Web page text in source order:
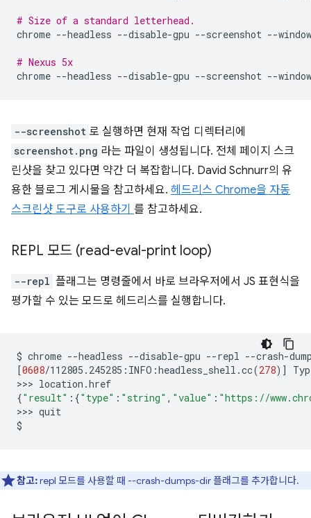
# Size of a standard letterhead.
chrome --headless --disable-gpu --screenshot --
# Nexus 5x
chrome --headless --disable-gpu --screenshot --
--screenshot 로 실행하면 현재 작업 디렉터리에
screenshot.png 라는 파일이 생성됩니다. 전체 페이지 스크
린샷을 찾고 있다면 약간 더 복잡합니다. David Schnurr의 유
용한 블로그 게시물을 참고하세요. 헤드리스 Chrome을 자동
스크린샷 도구로 사용하기 를 참고하세요.
REPL 모드 (read-eval-print loop)
--repl 플래그는 명령줄에서 바로 브라우저에서 JS 표현식을
평가할 수 있는 모드로 헤드리스를 실행합니다.
$ chrome --headless --disable-gpu --repl --crash-
[0608/112805.245285:INFO:headless_shell.cc(278)]
>>>
{"result" : {"type" : "string" , "value" : "https://
>>> quit
참고:repl 모드를 사용할 때 --crash-dumps-dir 플래그를 추가합니다.